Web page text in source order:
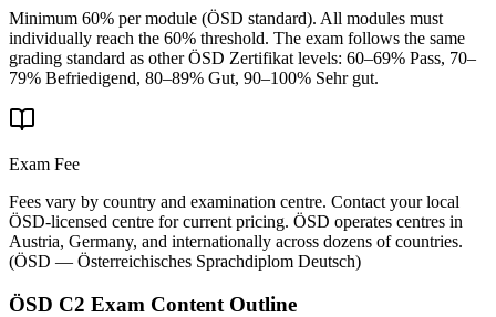
Minimum 60% per module (ÖSD standard). All modules must
individually reach the 60% threshold. The exam follows the same
grading standard as other ÖSD Zertifikat levels: 60–69% Pass, 70–
79% Befriedigend, 80–89% Gut, 90–100% Sehr gut.
Exam Fee
Fees vary by country and examination centre. Contact your local
ÖSD-licensed centre for current pricing. ÖSD operates centres in
Austria, Germany, and internationally across dozens of countries.
(ÖSD — Österreichisches Sprachdiplom Deutsch)
ÖSD C2 Exam Content Outline